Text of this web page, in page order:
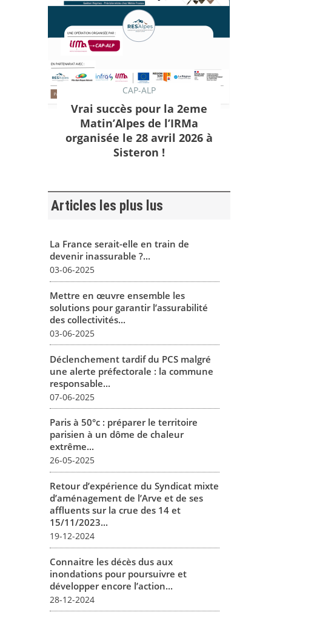
CAP-ALP
Vrai succès pour la 2eme
Matin’Alpes de l’IRMa
organisée le 28 avril 2026 à
Sisteron !
Articles les plus lus
La France serait-elle en train de
devenir inassurable ?...
03-06-2025
Mettre en œuvre ensemble les
solutions pour garantir l’assurabilité
des collectivités...
03-06-2025
Déclenchement tardif du PCS malgré
une alerte préfectorale : la commune
responsable...
07-06-2025
Paris à 50°c : préparer le territoire
parisien à un dôme de chaleur
extrême...
26-05-2025
Retour d’expérience du Syndicat mixte
d’aménagement de l’Arve et de ses
affluents sur la crue des 14 et
15/11/2023...
19-12-2024
Connaitre les décès dus aux
inondations pour poursuivre et
développer encore l’action...
28-12-2024